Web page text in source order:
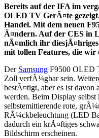
Bereits auf der IFA im
OLED TV GerÃ¤te
Handel. Mit dem neuen
Ã¤ndern. Auf der CES in
nÃ¤mlich ihr
mit tollen Features, die
Der Samsung F9500 OLED
Zoll verfÃ¼gbar sein.
bestÃ¤tigt, aber es ist davon
werden. Beim Display selbst
selbstemittierende rote,
RÃ¼ckbeleuchtung (LED
dadurch ein krÃ¤ftiges
Bildschirm erscheinen.